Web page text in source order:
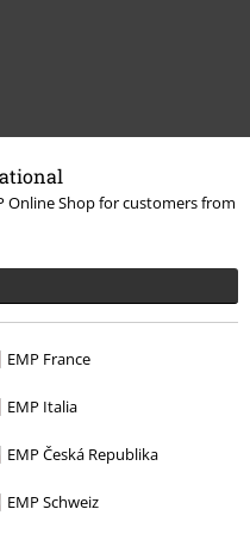
Online Shop for customers from
EMP France
EMP Italia
EMP Česká Republika
EMP Schweiz
Giacche
Mantelli